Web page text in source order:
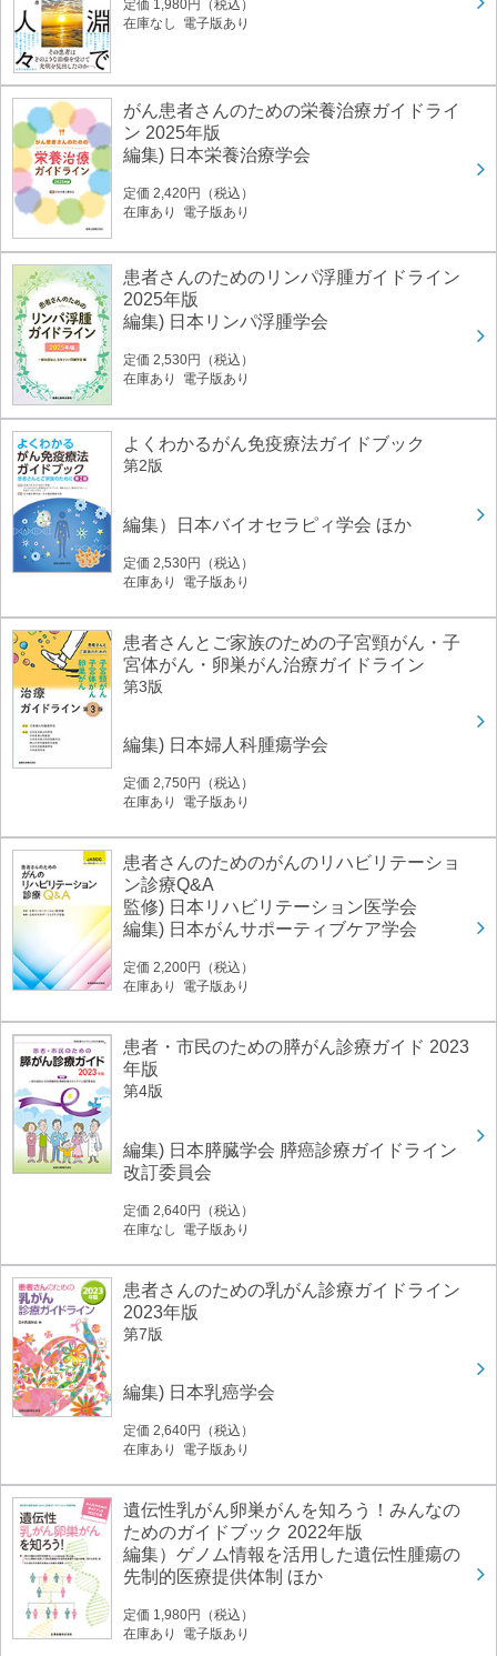
定価 1,980円（税込）
在庫なし 電子版あり
がん患者さんのための栄養治療ガイドライ
ン 2025年版
編集) 日本栄養治療学会
定価 2,420円（税込）
在庫あり 電子版あり
患者さんのためのリンパ浮腫ガイドライン
2025年版
編集) 日本リンパ浮腫学会
定価 2,530円（税込）
在庫あり 電子版あり
よくわかるがん免疫療法ガイドブック
第2版
編集）日本バイオセラピィ学会 ほか
定価 2,530円（税込）
在庫あり 電子版あり
患者さんとご家族のための子宮頸がん・子
宮体がん・卵巣がん治療ガイドライン
第3版
編集) 日本婦人科腫瘍学会
定価 2,750円（税込）
在庫あり 電子版あり
患者さんのためのがんのリハビリテーショ
ン診療Q&A
監修) 日本リハビリテーション医学会
編集) 日本がんサポーティブケア学会
定価 2,200円（税込）
在庫あり 電子版あり
患者・市民のための膵がん診療ガイド 2023
年版
第4版
編集) 日本膵臓学会 膵癌診療ガイドライン
改訂委員会
定価 2,640円（税込）
在庫なし 電子版あり
患者さんのための乳がん診療ガイドライン
2023年版
第7版
編集) 日本乳癌学会
定価 2,640円（税込）
在庫あり 電子版あり
遺伝性乳がん卵巣がんを知ろう！みんなの
ためのガイドブック 2022年版
編集）ゲノム情報を活用した遺伝性腫瘍の
先制的医療提供体制 ほか
定価 1,980円（税込）
在庫あり 電子版あり